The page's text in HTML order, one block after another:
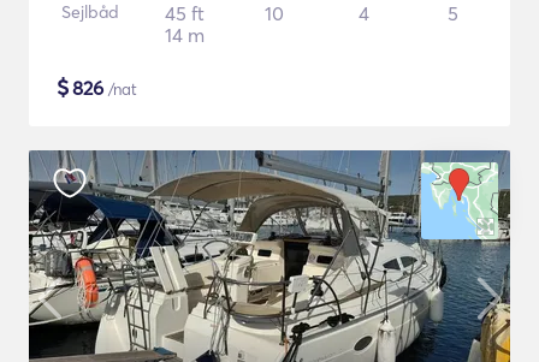
Sejlbåd
45 ft
14 m
10 4 5
$826 /nat